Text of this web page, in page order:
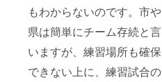
もわからないのです。市や
県は簡単にチーム存続と言
いますが、練習場所も確保
できない上に、練習試合の